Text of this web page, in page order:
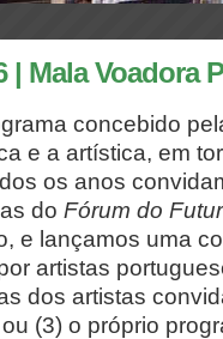
| Mala Voadora
concebido
e a artística, em
os anos
do Fórum do
e lançamos uma
artistas
dos artistas
ou (3) o próprio